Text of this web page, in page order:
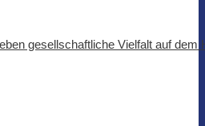
gesellschaftliche Vielfalt auf dem